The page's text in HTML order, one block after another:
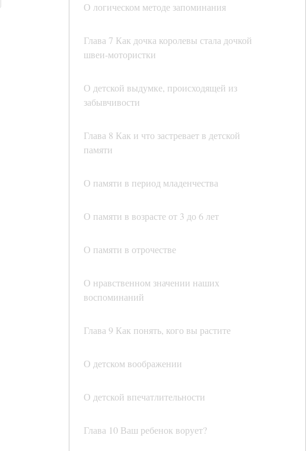
О логическом методе запоминания
Глава 7 Как дочка королевы стала дочкой
швеи-мотористки
О детской выдумке, происходящей из
забывчивости
Глава 8 Как и что застревает в детской
памяти
О памяти в период младенчества
О памяти в возрасте от 3 до 6 лет
О памяти в отрочестве
О нравственном значении наших
воспоминаний
Глава 9 Как понять, кого вы растите
О детском воображении
О детской впечатлительности
Глава 10 Ваш ребенок ворует?